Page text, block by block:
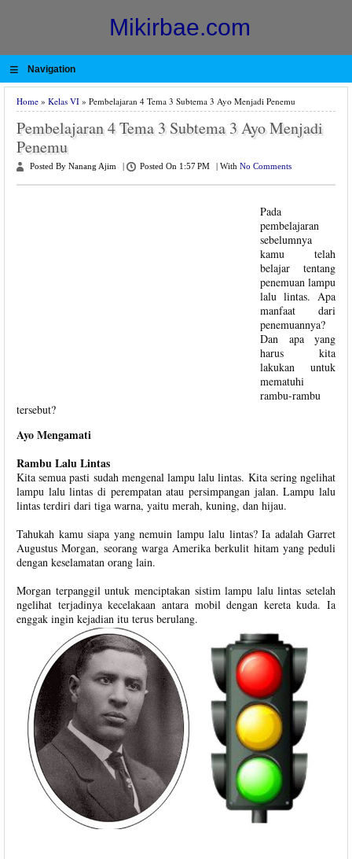
Mikirbae.com
≡ Navigation
Home » Kelas VI » Pembelajaran 4 Tema 3 Subtema 3 Ayo Menjadi Penemu
Pembelajaran 4 Tema 3 Subtema 3 Ayo Menjadi
Penemu
Posted By Nanang Ajim Posted On 1:57 PM With No Comments
Pada
pembelajaran
sebelumnya
kamu telah
belajar tentang
penemuan lampu
lalu lintas. Apa
manfaat dari
penemuannya?
Dan apa yang
harus kita
lakukan untuk
mematuhi
rambu-rambu
tersebut?
Ayo Mengamati
Rambu Lalu Lintas
Kita semua pasti sudah mengenal lampu lalu lintas. Kita sering ngelihat
lampu lalu lintas di perempatan atau persimpangan jalan. Lampu lalu
lintas terdiri dari tiga warna, yaitu merah, kuning, dan hijau.
Tahukah kamu siapa yang nemuin lampu lalu lintas? Ia adalah Garret
Augustus Morgan, seorang warga Amerika berkulit hitam yang peduli
dengan keselamatan orang lain.
Morgan terpanggil untuk menciptakan sistim lampu lalu lintas setelah
ngelihat terjadinya kecelakaan antara mobil dengan kereta kuda. Ia
enggak ingin kejadian itu terus berulang.